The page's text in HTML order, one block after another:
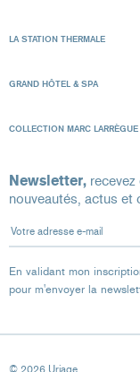
LA STATION THERMALE
GRAND HÔTEL & SPA
COLLECTION MARC LARRÈGUE
Newsletter,
nouveautés, actus et
Votre adresse e-mail
En validant mon
pour m'envoyer la